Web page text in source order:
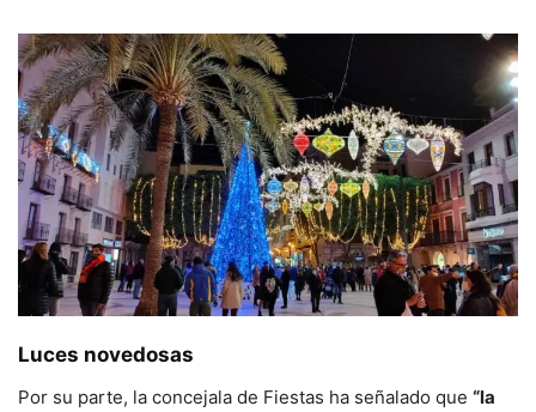
Luces novedosas
Por su parte, la concejala de Fiestas ha señalado que “la